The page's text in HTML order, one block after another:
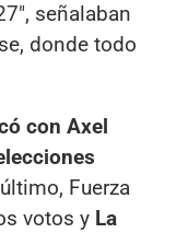
señalaban
donde todo
con Axel
Fuerza
votos y La